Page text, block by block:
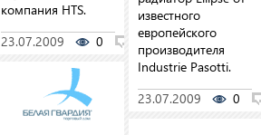
компания HTS.
23.07.2009
0 0
известного
европейского
производителя
Industrie Pasotti.
23.07.2009
0